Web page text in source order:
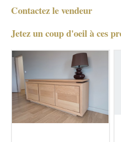
Contactez le vendeur
Jetez un coup d'oeil à ces